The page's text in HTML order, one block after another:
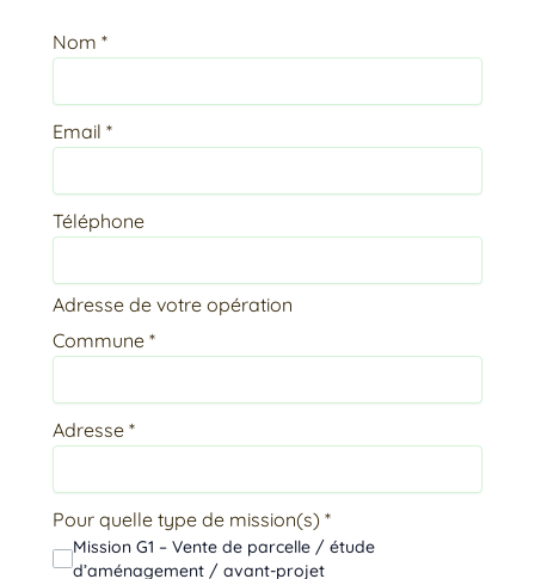
Nom*
Email*
Téléphone
Adresse de votre opération
Commune*
Adresse*
Pour quelle type de mission(s)*
Mission G1 – Vente de parcelle / étude
d’aménagement / avant-projet